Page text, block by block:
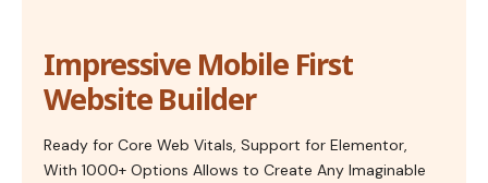
Impressive Mobile First
Website Builder
Ready for Core Web Vitals, Support for Elementor,
With 1000+ Options Allows to Create Any Imaginable